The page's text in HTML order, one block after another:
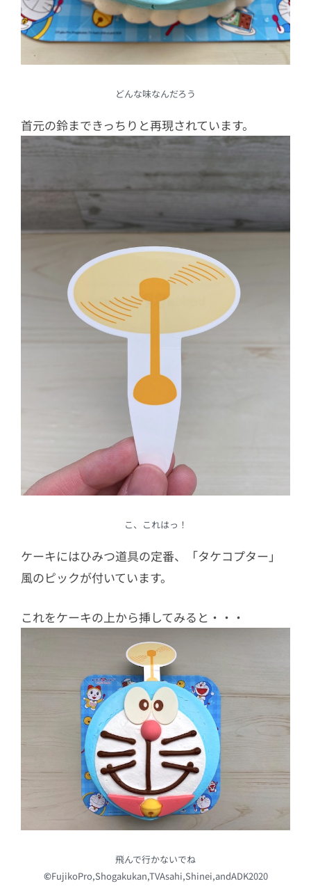
どんな味なんだろう
首元の鈴まできっちりと再現されています。
こ、これはっ！
ケーキにはひみつ道具の定番、「タケコプター」
風のピックが付いています。
これをケーキの上から挿してみると・・・
飛んで行かないでね
©FujikoPro,Shogakukan,TVAsahi,Shinei,andADK2020